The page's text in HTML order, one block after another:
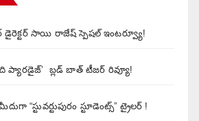
డైరెక్టర్ సాయి రాజేష్ స్పెషల్ ఇంటర్వ్యూ!
ప్యారడైజ్’ బ్లడ్ బాత్ టీజర్ రివ్యూ!
“స్టువర్టుపురం స్టూడెంట్స్” ట్రైలర్ !